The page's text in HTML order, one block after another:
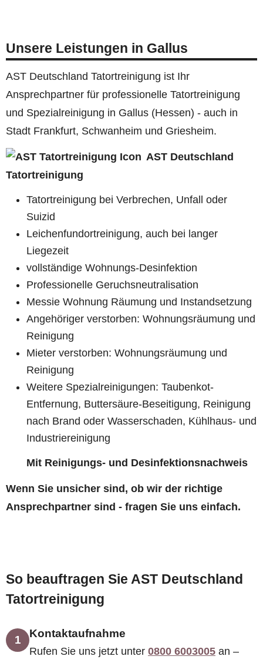
Unsere Leistungen in Gallus
AST Deutschland Tatortreinigung ist Ihr
Ansprechpartner für professionelle Tatortreinigung
und Spezialreinigung in Gallus (Hessen) - auch in
Stadt Frankfurt, Schwanheim und Griesheim.
AST Deutschland
Tatortreinigung
Tatortreinigung bei Verbrechen, Unfall oder
Suizid
Leichenfundortreinigung, auch bei langer
Liegezeit
vollständige Wohnungs-Desinfektion
Professionelle Geruchsneutralisation
Messie Wohnung Räumung und Instandsetzung
Angehöriger verstorben: Wohnungsräumung und
Reinigung
Mieter verstorben: Wohnungsräumung und
Reinigung
Weitere Spezialreinigungen: Taubenkot-
Entfernung, Buttersäure-Beseitigung, Reinigung
nach Brand oder Wasserschaden, Kühlhaus- und
Industriereinigung
Mit Reinigungs- und Desinfektionsnachweis
Wenn Sie unsicher sind, ob wir der richtige
Ansprechpartner sind - fragen Sie uns einfach.
So beauftragen Sie AST Deutschland
Tatortreinigung
1 Kontaktaufnahme
Rufen Sie uns jetzt unter 0800 6003005 an –